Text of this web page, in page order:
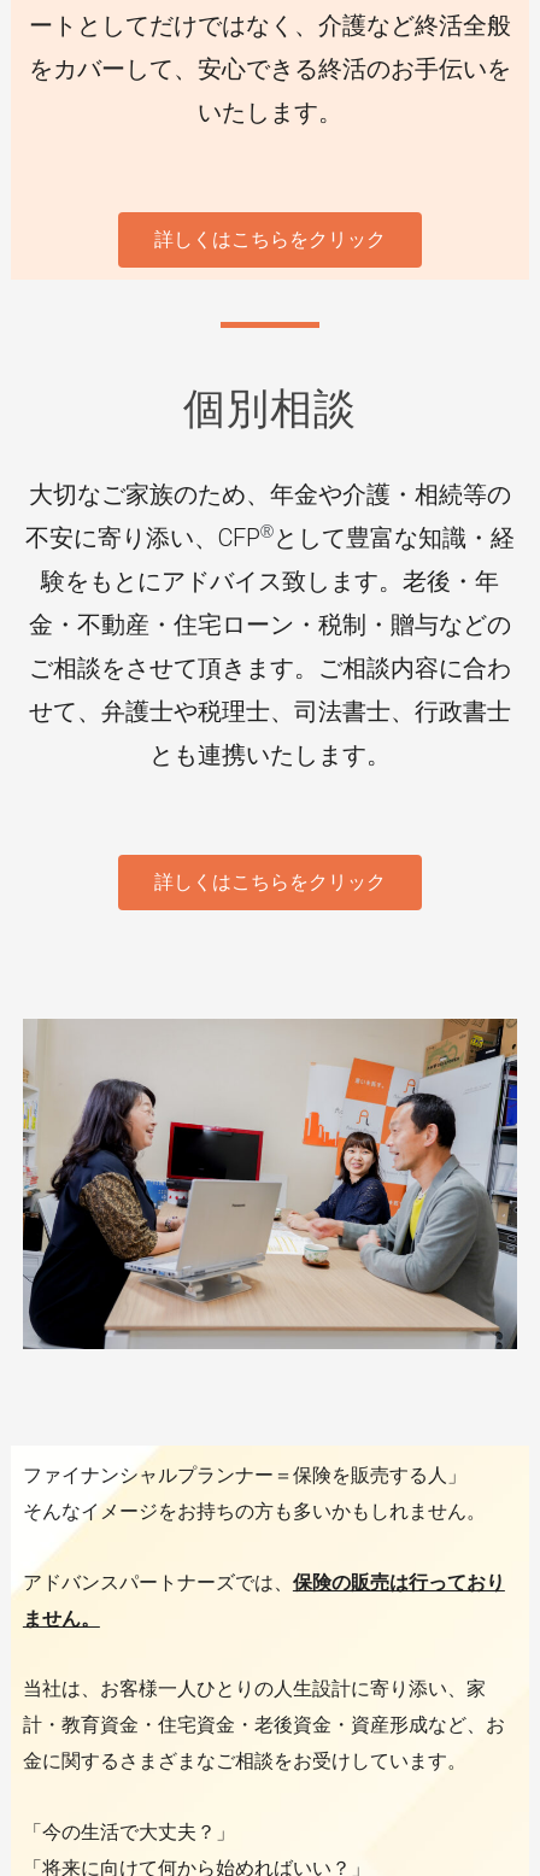
ートとしてだけではなく、介護など終活全般
をカバーして、安心できる終活のお手伝いを
いたします。
詳しくはこちらをクリック
個別相談
大切なご家族のため、年金や介護・相続等の
不安に寄り添い、CFP®として豊富な知識・経
験をもとにアドバイス致します。 老後・年
金・不動産・住宅ローン・税制・贈与などの
ご相談をさせて頂きます。ご相談内容に合わ
せて、弁護士や税理士、司法書士、行政書士
とも連携いたします。
詳しくはこちらをクリック
ファイナンシャルプランナー＝保険を販売する人」
そんなイメージをお持ちの方も多いかもしれません。
アドバンスパートナーズでは、 保険の販売は行っており
ません。
当社は、お客様一人ひとりの人生設計に寄り添い、家
計・教育資金・住宅資金・老後資金・資産形成など、お
金に関するさまざまなご相談をお受けしています。
「今の生活で大丈夫？」
「将来に向けて何から始めればいい？」